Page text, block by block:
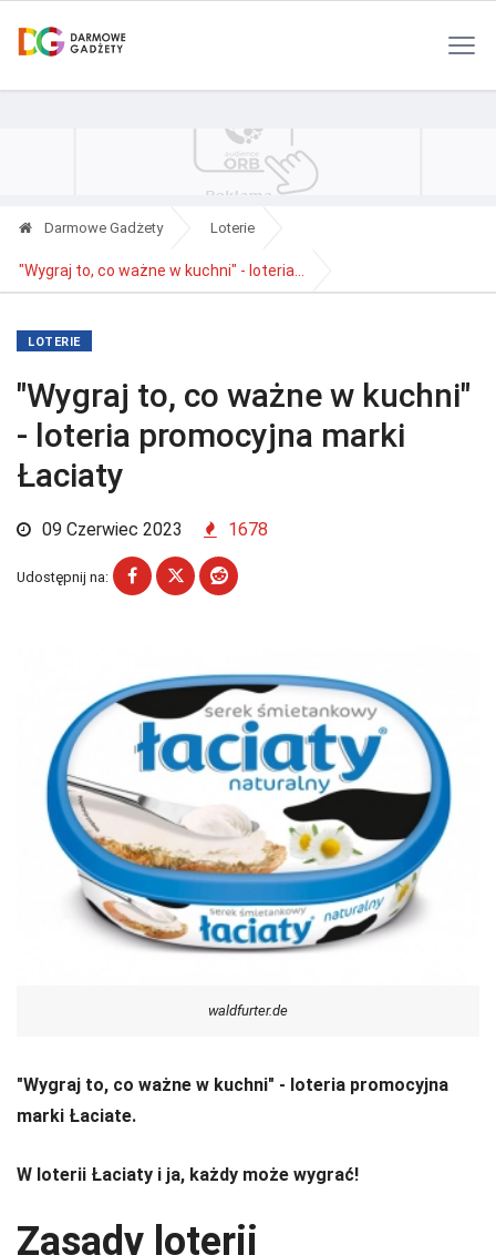
Darmowe Gadżety Loterie
"Wygraj to, co ważne w kuchni" - loteria...
LOTERIE
"Wygraj to, co ważne w kuchni"
- loteria promocyjna marki
Łaciaty
09 Czerwiec 2023 1678
Udostępnij na:
waldfurter.de
"Wygraj to, co ważne w kuchni" - loteria promocyjna
marki Łaciate.
W loterii Łaciaty i ja, każdy może wygrać!
Zasady loterii